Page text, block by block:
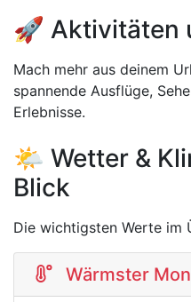
🚀 Aktivitäten
Mach mehr aus deinem
spannende Ausflüge,
Erlebnisse.
🌤️ Wetter &
Blick
Die wichtigsten Werte im
Wärmster